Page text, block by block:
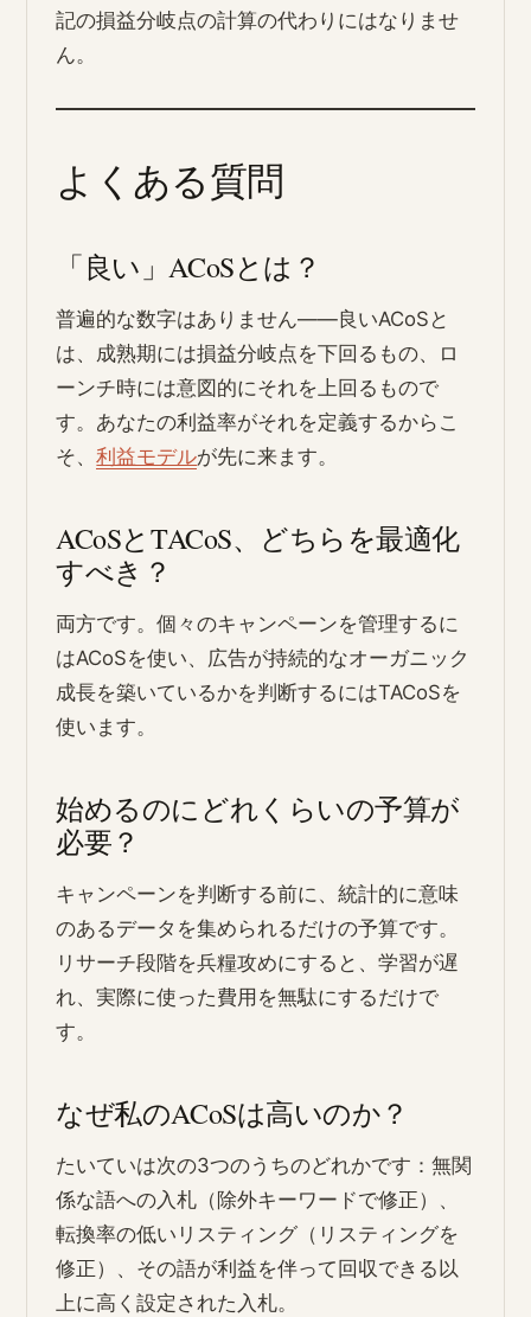
記の損益分岐点の計算の代わりにはなりませ
ん。
よくある質問
「良い」ACoSとは？
普遍的な数字はありません――良いACoSと
は、成熟期には損益分岐点を下回るもの、ロ
ーンチ時には意図的にそれを上回るもので
す。あなたの利益率がそれを定義するからこ
そ、利益モデルが先に来ます。
ACoSとTACoS、どちらを最適化
すべき？
両方です。個々のキャンペーンを管理するに
はACoSを使い、広告が持続的なオーガニック
成長を築いているかを判断するにはTACoSを
使います。
始めるのにどれくらいの予算が
必要？
キャンペーンを判断する前に、統計的に意味
のあるデータを集められるだけの予算です。
リサーチ段階を兵糧攻めにすると、学習が遅
れ、実際に使った費用を無駄にするだけで
す。
なぜ私のACoSは高いのか？
たいていは次の3つのうちのどれかです：無関
係な語への入札（除外キーワードで修正）、
転換率の低いリスティング（リスティングを
修正）、その語が利益を伴って回収できる以
上に高く設定された入札。